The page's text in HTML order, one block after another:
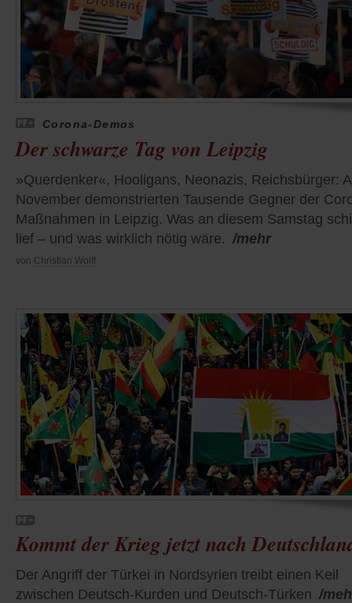
Corona-Demos
Der schwarze Tag von Leipzig
»Querdenker«, Hooligans, Neonazis, Reichsbürger:
November demonstrierten Tausende Gegner der
Maßnahmen in Leipzig. Was an diesem Samstag
lief – und was wirklich nötig wäre. /mehr
von Christian Wolff
Kommt der Krieg jetzt nach
Der Angriff der Türkei in Nordsyrien treibt einen Keil
zwischen Deutsch-Kurden und Deutsch-Türken /